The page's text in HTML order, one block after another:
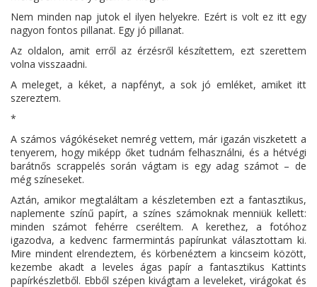
Nem minden nap jutok el ilyen helyekre. Ezért is volt ez itt egy
nagyon fontos pillanat. Egy jó pillanat.
Az oldalon, amit erről az érzésről készítettem, ezt szerettem
volna visszaadni.
A meleget, a kéket, a napfényt, a sok jó emléket, amiket itt
szereztem.
*
A számos vágókéseket nemrég vettem, már igazán viszketett a
tenyerem, hogy miképp őket tudnám felhasználni, és a hétvégi
barátnős scrappelés során vágtam is egy adag számot – de
még színeseket.
Aztán, amikor megtaláltam a készletemben ezt a fantasztikus,
naplemente színű papírt, a színes számoknak menniük kellett:
minden számot fehérre cseréltem. A kerethez, a fotóhoz
igazodva, a kedvenc farmermintás papírunkat választottam ki.
Mire mindent elrendeztem, és körbenéztem a kincseim között,
kezembe akadt a leveles ágas papír a fantasztikus Kattints
papírkészletből. Ebből szépen kivágtam a leveleket, virágokat és